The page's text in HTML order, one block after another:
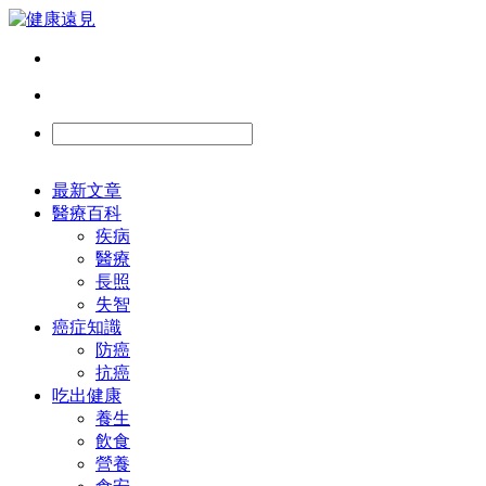
最新文章
醫療百科
疾病
醫療
長照
失智
癌症知識
防癌
抗癌
吃出健康
養生
飲食
營養